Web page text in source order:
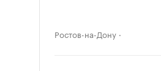
Ростов-на-Дону